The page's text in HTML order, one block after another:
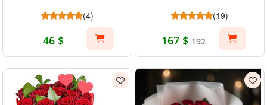
(4)
46 $
(19)
167 $ 192